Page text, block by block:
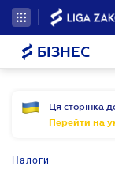
БІЗНЕС
Ця сторінка
Перейти на
Налоги